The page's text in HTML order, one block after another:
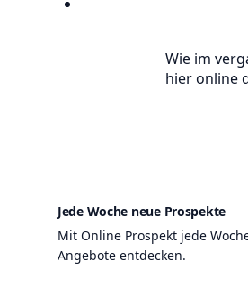
Wie im
hier online
Jede Woche neue Prospekte
Mit Online Prospekt jede
Angebote entdecken.